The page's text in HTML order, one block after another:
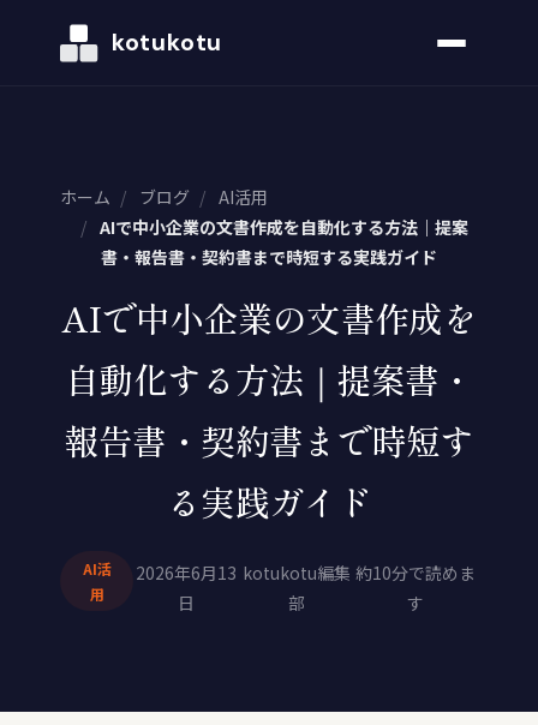
kotukotu
ホーム / ブログ / AI活用
/ AIで中小企業の文書作成を自動化する方法｜提案
書・報告書・契約書まで時短する実践ガイド
AIで中小企業の文書作成を
自動化する方法｜提案書・
報告書・契約書まで時短す
る実践ガイド
AI活
用
2026年6月13
日
kotukotu編集
部
約10分で読めま
す